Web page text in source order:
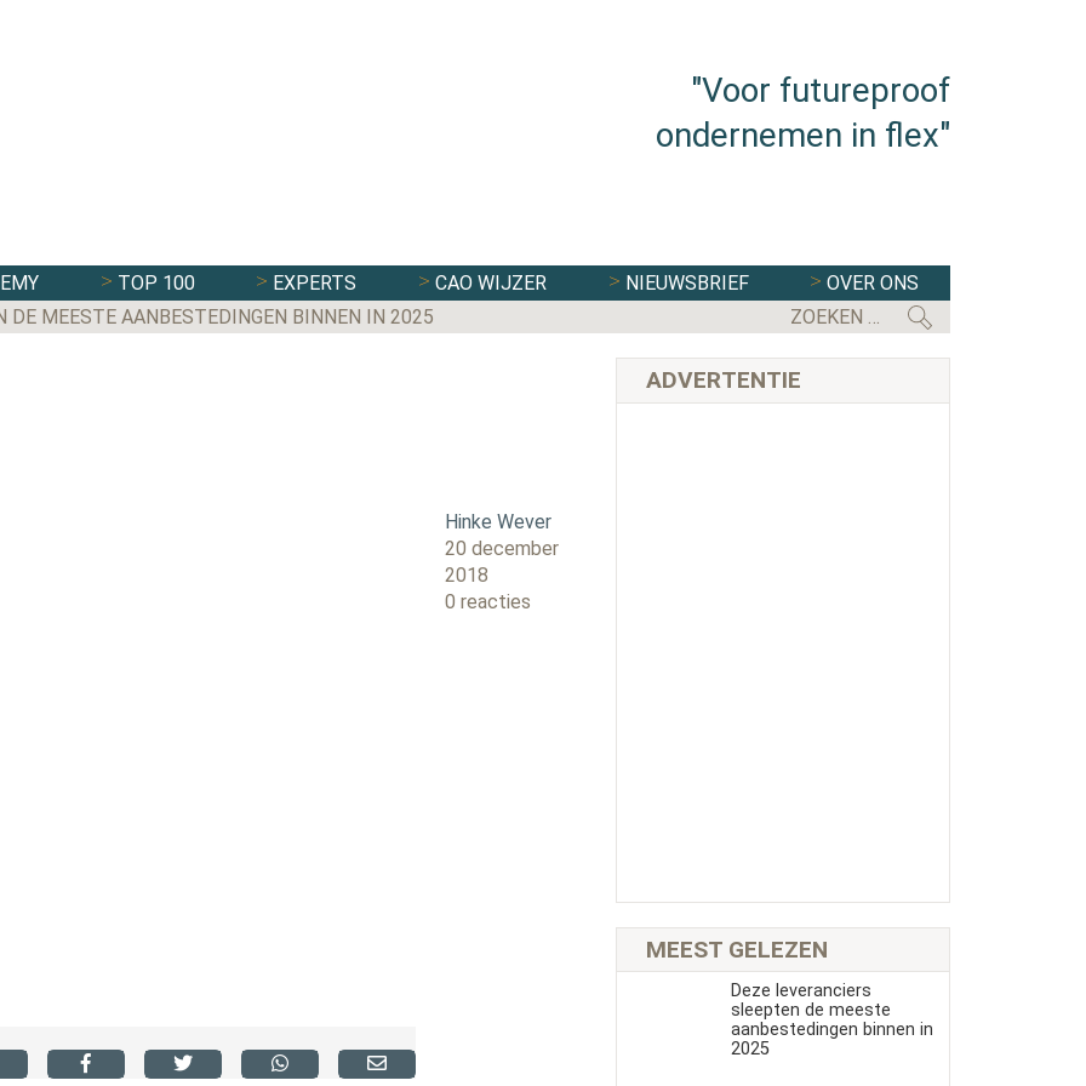
"Voor futureproof
ondernemen in flex"
TOP 100 EXPERTS CAO WIJZER NIEUWSBRIEF
OVER ONS
DE MEESTE AANBESTEDINGEN BINNEN IN 2025 EERSTE KAMER STEMT IN MET
Hinke Wever
20 december
2018
0 reacties
ADVERTENTIE
MEEST GELEZEN
Deze leveranciers
sleepten de meeste
aanbestedingen binnen in
2025